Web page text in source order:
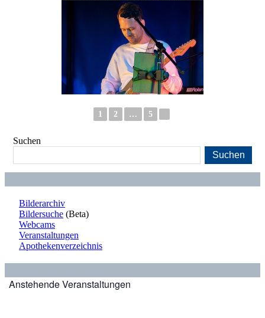
1 2 … 5
Suchen
Suchen
Bilderarchiv
Bildersuche (Beta)
Webcams
Veranstaltungen
Apothekenverzeichnis
Anstehende Veranstaltungen